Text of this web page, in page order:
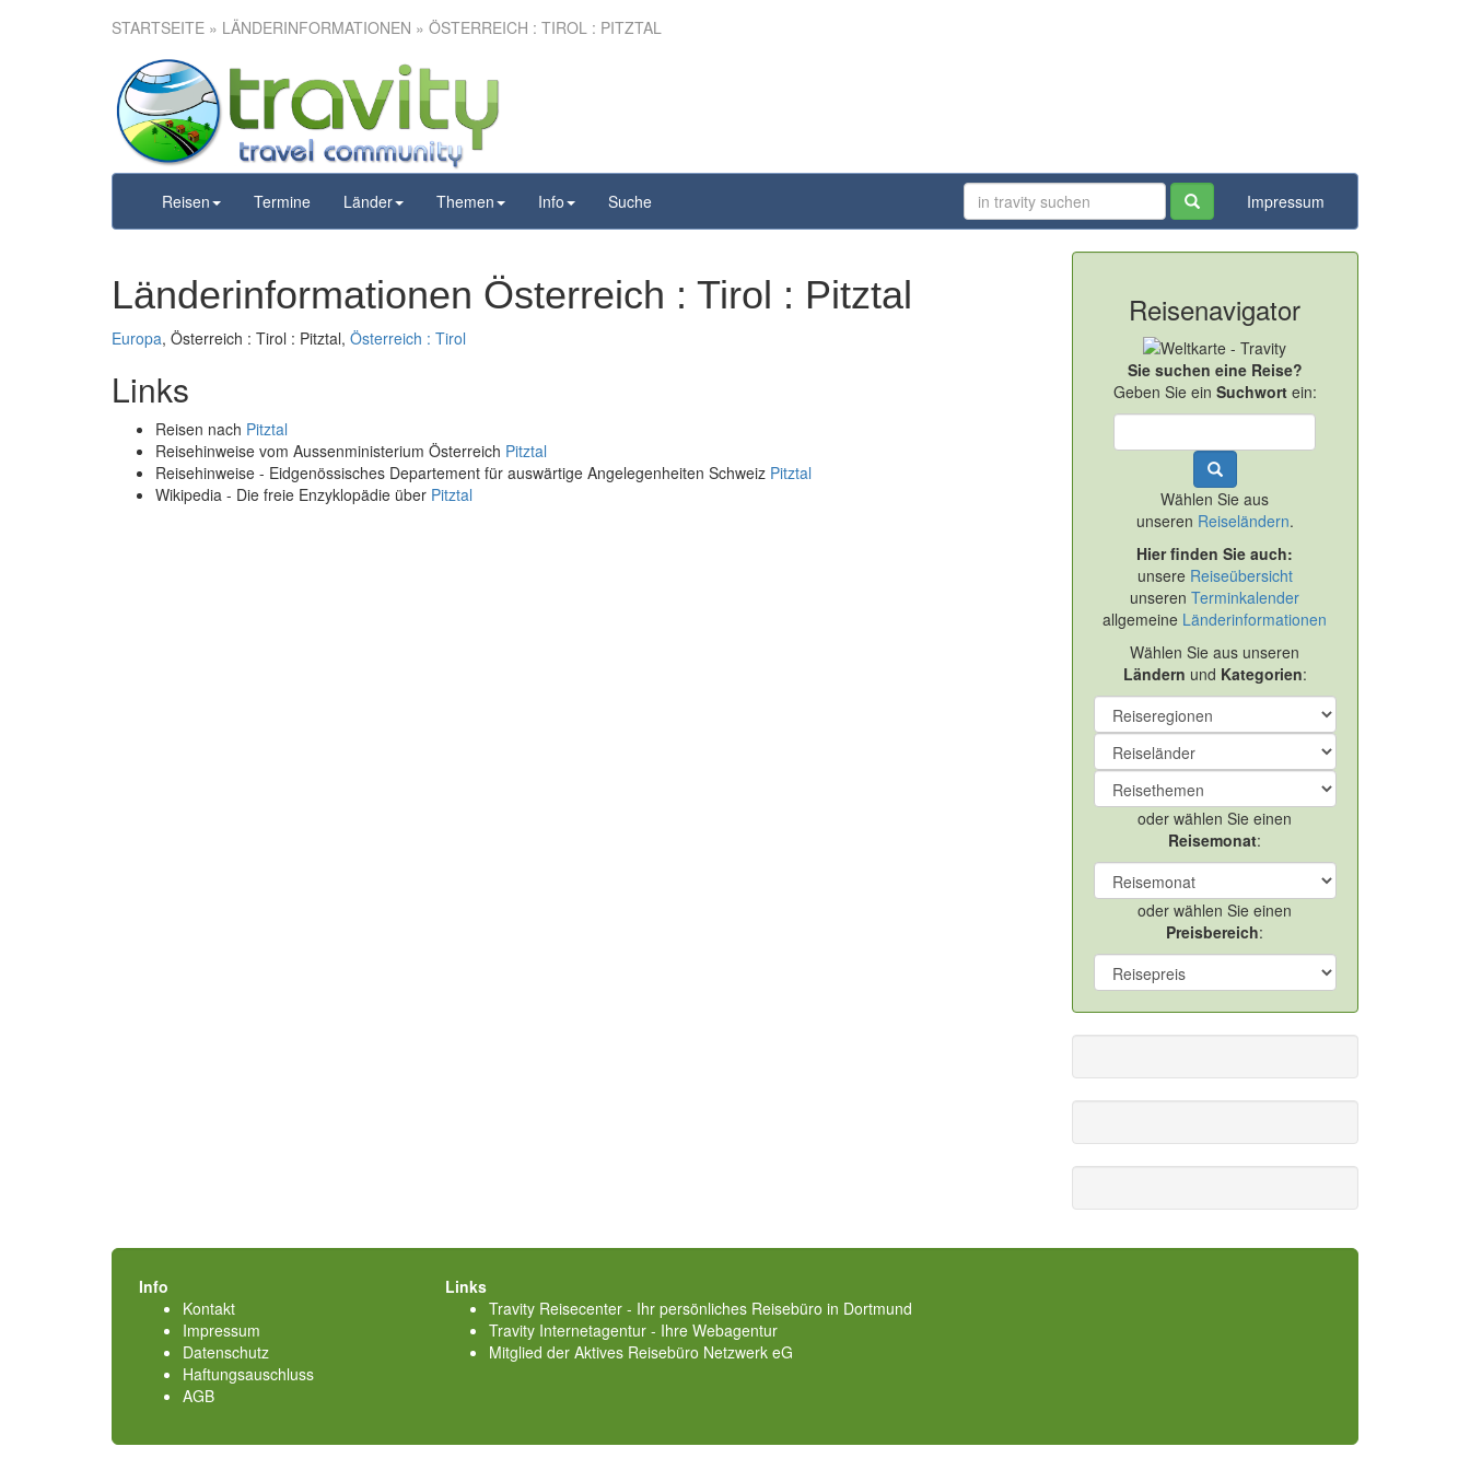
STARTSEITE » LÄNDERINFORMATIONEN » ÖSTERREICH : TIROL : PITZTAL
Reisen Termine Länder Themen Info Suche Impressum
Länderinformationen Österreich : Tirol : Pitztal
Europa, Österreich : Tirol : Pitztal, Österreich : Tirol
Links
Reisen nach Pitztal
Reisehinweise vom Aussenministerium Österreich Pitztal
Reisehinweise - Eidgenössisches Departement für auswärtige Angelegenheiten Schweiz Pitztal
Wikipedia - Die freie Enzyklopädie über Pitztal
Reisenavigator
Sie suchen eine Reise?
Geben Sie ein Suchwortein:
Wählen Sie aus
unseren Reiseländern.
Hier finden Sie auch:
unsere Reiseübersicht
unserenTerminkalender
allgemeine Länderinformationen
Wählen Sie aus unseren
Ländern und Kategorien:
oder wählen Sie einen
Reisemonat:
oder wählen Sie einen
Preisbereich:
Info
Kontakt
Impressum
Datenschutz
Haftungsauschluss
AGB
Links
Travity Reisecenter - Ihr persönliches Reisebüro in Dortmund
Travity Internetagentur - Ihre Webagentur
Mitglied der Aktives Reisebüro Netzwerk eG